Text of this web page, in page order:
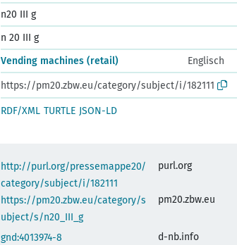
n20 III g
n 20 III g
Vending machines (retail)
Englisch
https://pm20.zbw.eu/category/subject/i/182111
RDF/XML TURTLE JSON-LD
http://purl.org/pressemappe20/
category/subject/i/182111
purl.org
https://pm20.zbw.eu/category/s
ubject/s/n20_III_g
pm20.zbw.eu
gnd:4013974-8
d-nb.info